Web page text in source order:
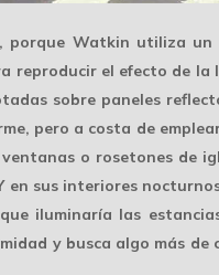
porque Watkin utiliza
reproducir el efecto de
sobre paneles
pero a costa de
o rosetones de
en sus interiores
iluminaría las
y busca algo más